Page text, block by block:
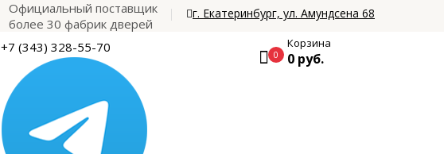
Официальный поставщик
более 30 фабрик дверей
г. Екатеринбург, ул. Амундсена 68
+7 (343) 328-55-70 0
Корзина
0 руб.